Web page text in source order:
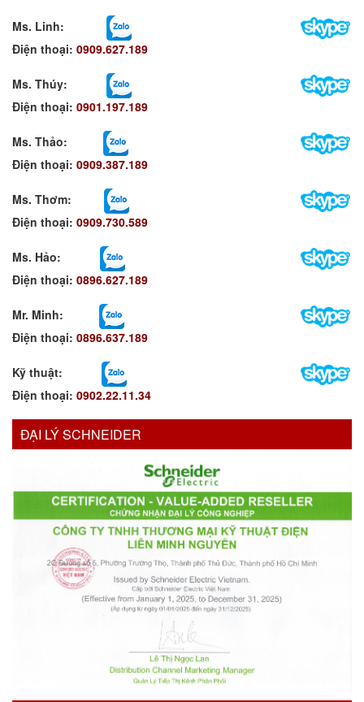
Ms. Linh:
Điện thoại: 0909.627.189
Ms. Thúy:
Điện thoại: 0901.197.189
Ms. Thảo:
Điện thoại: 0909.387.189
Ms. Thơm:
Điện thoại: 0909.730.589
Ms. Hảo:
Điện thoại: 0896.627.189
Mr. Minh:
Điện thoại: 0896.637.189
Kỹ thuật:
Điện thoại: 0902.22.11.34
ĐẠI LÝ SCHNEIDER